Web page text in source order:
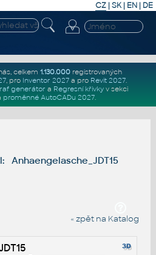
CZ | SK| EN | DE
celkem 1.130.000registrovaných
, pro Inventor 2027a pro Revit 2027.
generátor a Regresní křivkyv sekci
proměnné AutoCADu 2027.
Anhaengelasche_JDT15
« zpět na Katalog